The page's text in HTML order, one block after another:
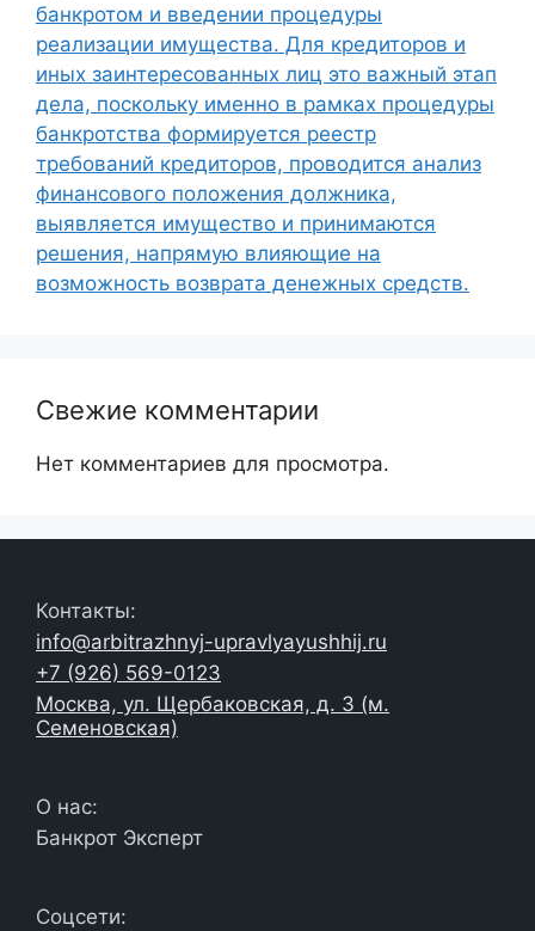
банкротом и введении процедуры
реализации имущества. Для кредиторов и
иных заинтересованных лиц это важный этап
дела, поскольку именно в рамках процедуры
банкротства формируется реестр
требований кредиторов, проводится анализ
финансового положения должника,
выявляется имущество и принимаются
решения, напрямую влияющие на
возможность возврата денежных средств.
Свежие комментарии
Нет комментариев для просмотра.
Контакты:
info@arbitrazhnyj-upravlyayushhij.ru
+7 (926) 569-0123
Москва, ул. Щербаковская, д. 3 (м.
Семеновская)
О нас:
Банкрот Эксперт
Соцсети: